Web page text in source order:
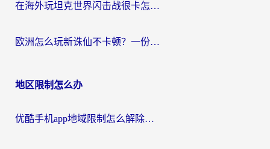
在海外玩坦克世界闪击战很卡怎么办？老玩家亲测有效的加速器选择指南
欧洲怎么玩新诛仙不卡顿？一份给海外游子的国服游戏畅玩指南
地区限制怎么办
优酷手机app地域限制怎么解除？海外党亲测有效的追剧方案